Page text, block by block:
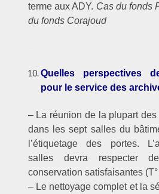
terme aux ADY. Cas du fonds
du fonds Corajoud
Quelles perspectives
pour le service des
– La réunion de la plupart des
dans les sept salles du
l’étiquetage des portes.
salles devra respecter
conservation satisfaisantes
– Le nettoyage complet et la